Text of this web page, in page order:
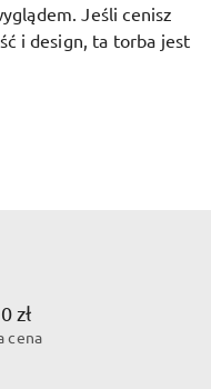
Jeśli cenisz
i design, ta torba jest
zł
cena